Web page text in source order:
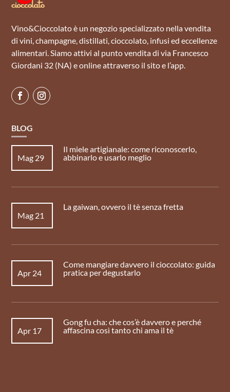
Vino&Cioccolato è un negozio specializzato nella vendita
di vini, champagne, distillati, cioccolato, infusi ed eccellenze
alimentari. Siamo attivi al punto vendita di via Francesco
Giordani 32 (NA) e online attraverso il sito e l’app.
BLOG
Il miele artigianale: come riconoscerlo,
abbinarlo e usarlo meglio
Mag 29
La gaiwan, ovvero il tè senza fretta
Mag 21
Come mangiare davvero il cioccolato: guida
pratica per degustarlo
Apr 24
Gong fu cha: che cos’è davvero e perché
affascina così tanto chi ama il tè
Apr 17